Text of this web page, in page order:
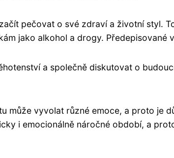
pečovat o své zdraví a životní styl.
jako alkohol a drogy.
a společně diskutovat o
může vyvolat různé emoce, a proto je
i emocionálně náročné období, a